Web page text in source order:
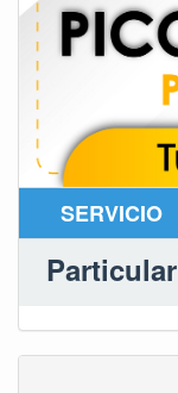
SERVICIO
Particular